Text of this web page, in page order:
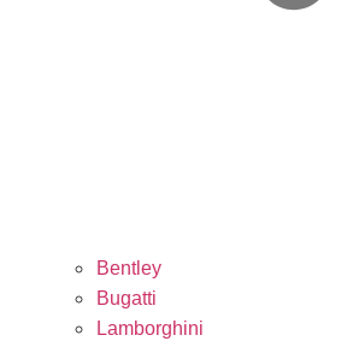
Bentley
Bugatti
Lamborghini